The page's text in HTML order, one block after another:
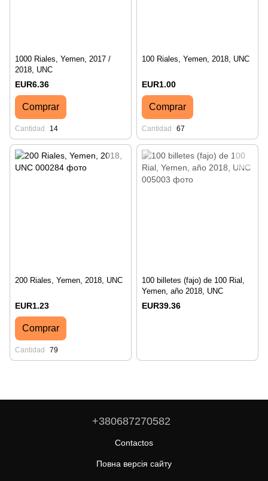
1000 Riales, Yemen, 2017 /
2018, UNC
EUR6.36
Comprar
Cantidad 14
100 Riales, Yemen, 2018, UNC
EUR1.00
Comprar
Cantidad 67
200 Riales, Yemen, 2018, UNC
EUR1.23
Comprar
Cantidad 79
100 billetes (fajo) de 100 Rial,
Yemen, año 2018, UNC
EUR39.36
+380687270582
Contactos
Повна версія сайту